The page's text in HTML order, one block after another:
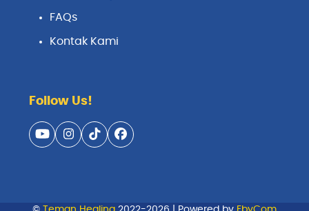
FAQs
Kontak Kami
Follow Us!
YouTubeInstagram
TiktokFacebook